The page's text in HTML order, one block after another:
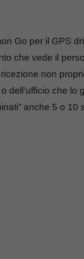
Go per il GPS
che vede il
non
dell’ufficio che
anche 5 o